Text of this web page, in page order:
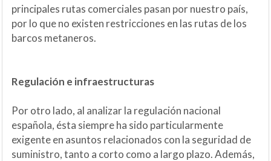
principales rutas comerciales pasan por nuestro país,
por lo que no existen restricciones en las rutas de los
barcos metaneros.
Regulación e infraestructuras
Por otro lado, al analizar la regulación nacional
española, ésta siempre ha sido particularmente
exigente en asuntos relacionados con la seguridad de
suministro, tanto a corto como a largo plazo. Además,